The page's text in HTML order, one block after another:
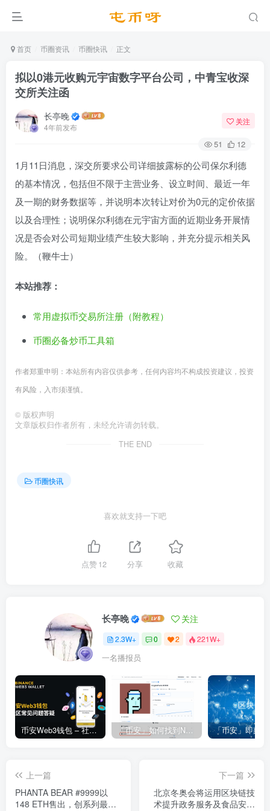
首页 币圈资讯 币圈快讯 正文
拟以0港元收购元宇宙数字平台公司，中青宝收深
交所关注函
长亭晚
4年前发布
关注
51 12
1月11日消息，深交所要求公司详细披露标的公司保尔利德
的基本情况，包括但不限于主营业务、设立时间、最近一年
及一期的财务数据等，并说明本次转让对价为0元的定价依据
以及合理性；说明保尔利德在元宇宙方面的近期业务开展情
况是否会对公司短期业绩产生较大影响，并充分提示相关风
险。（鞭牛士）
本站推荐：
常用虚拟币交易所注册（附教程）
币圈必备炒币工具箱
作者郑重申明：本站所有内容仅供参考，任何内容均不构成投资建议，投资
有风险，入市须谨慎。
© 版权声明
文章版权归作者所有，未经允许请勿转载。
THE END
币圈快讯
喜欢就支持一下吧
点赞12 分享 收藏
长亭晚 关注
2.3W+ 0 2 221W+
一名播报员
币安Web3钱包 – 社区常见问题答疑 「币安」如何找到NFT合约地址？
上一篇
PHANTA BEAR #9999以
148 ETH售出，创系列最高
下一篇
北京冬奥会将运用区块链技
术提升政务服务及食品安全